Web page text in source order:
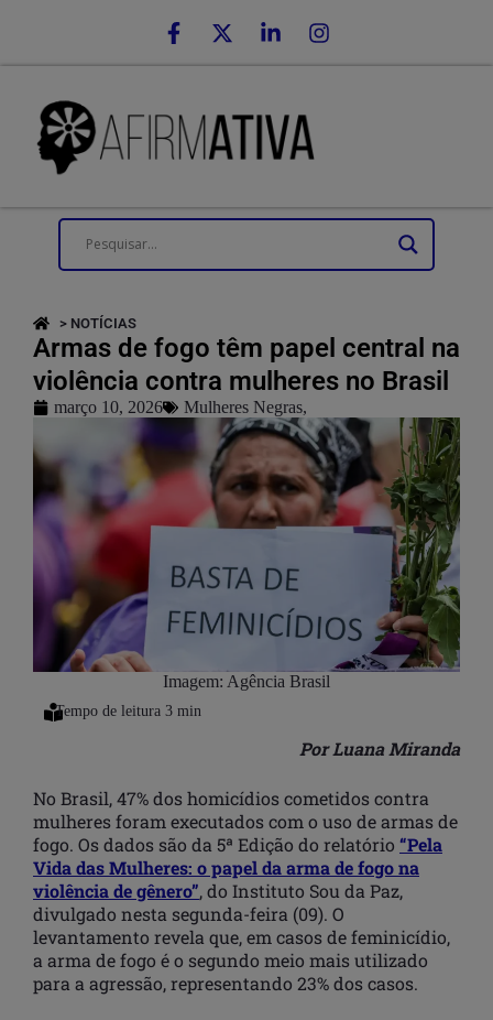
> NOTÍCIAS
Armas de fogo têm papel central na
violência contra mulheres no Brasil
março 10, 2026 Mulheres Negras,
Imagem: Agência Brasil
Por Luana Miranda
No Brasil, 47% dos homicídios cometidos contra
mulheres foram executados com o uso de armas de
fogo. Os dados são da 5ª Edição do relatório “Pela
Vida das Mulheres: o papel da arma de fogo na
violência de gênero”, do Instituto Sou da Paz,
divulgado nesta segunda-feira (09). O
levantamento revela que, em casos de feminicídio,
a arma de fogo é o segundo meio mais utilizado
para a agressão, representando 23% dos casos.